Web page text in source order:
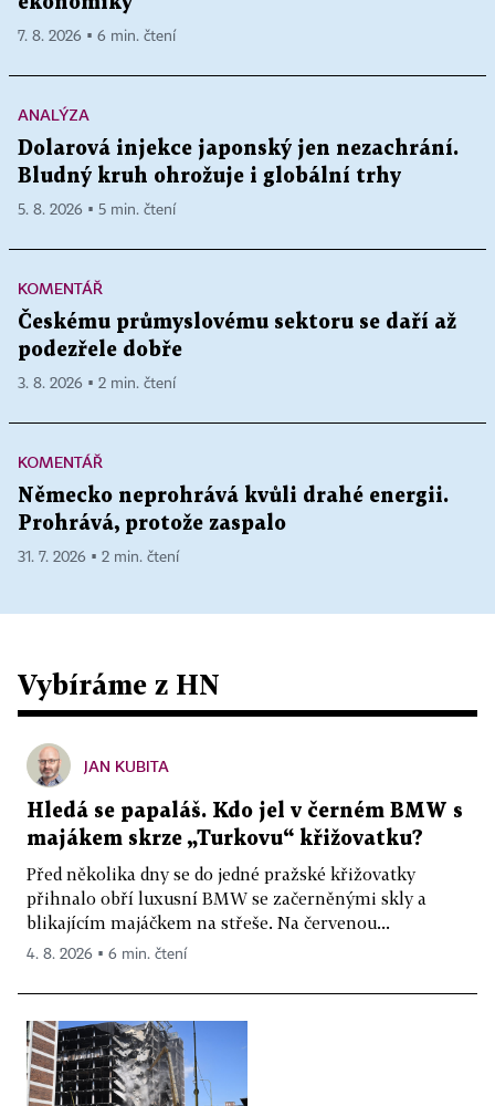
7. 8. 2026 ▪ 6 min. čtení
ANALÝZA
Dolarová injekce japonský jen nezachrání.
Bludný kruh ohrožuje i globální trhy
5. 8. 2026 ▪ 5 min. čtení
KOMENTÁŘ
Českému průmyslovému sektoru se daří až
podezřele dobře
3. 8. 2026 ▪ 2 min. čtení
KOMENTÁŘ
Německo neprohrává kvůli drahé energii.
Prohrává, protože zaspalo
31. 7. 2026 ▪ 2 min. čtení
Vybíráme z HN
JAN KUBITA
Hledá se papaláš. Kdo jel v černém BMW s
majákem skrze „Turkovu“ křižovatku?
Před několika dny se do jedné pražské křižovatky
přihnalo obří luxusní BMW se začerněnými skly a
blikajícím majáčkem na střeše. Na červenou...
4. 8. 2026 ▪ 6 min. čtení